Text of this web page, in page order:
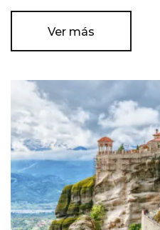
Ver más